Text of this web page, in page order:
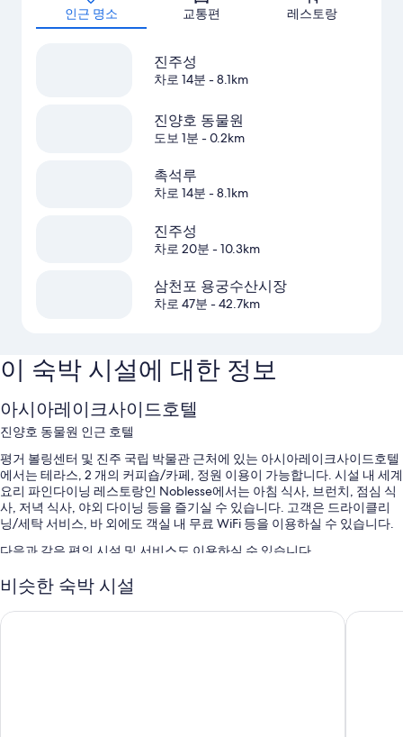
인근 명소 교통편 레스토랑
진주성
차로 14분 - 8.1km
진양호 동물원
도보 1분 - 0.2km
촉석루
차로 14분 - 8.1km
진주성
차로 20분 - 10.3km
삼천포 용궁수산시장
차로 47분 - 42.7km
이 숙박 시설에 대한 정보
아시아레이크사이드호텔
진양호 동물원 인근 호텔
평거 볼링센터 및 진주 국립 박물관 근처에 있는 아시아레이크사이드호텔
에서는 테라스, 2 개의 커피숍/카페, 정원 이용이 가능합니다. 시설 내 세계
요리 파인다이닝 레스토랑인 Noblesse에서는 아침 식사, 브런치, 점심 식
사, 저녁 식사, 야외 다이닝 등을 즐기실 수 있습니다. 고객은 드라이클리
닝/세탁 서비스, 바 외에도 객실 내 무료 WiFi 등을 이용하실 수 있습니다.
다음과 같은 편의 시설 및 서비스도 이용하실 수 있습니다.
셀프 주차 무료
비슷한 숙박 시설
제이스퀘어 호텔 골든튤